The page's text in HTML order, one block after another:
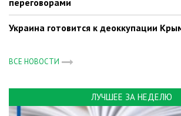
переговорами
Украина готовится к деоккупации
ВСЕ НОВОСТИ
ЛУЧШЕЕ ЗА НЕДЕЛЮ